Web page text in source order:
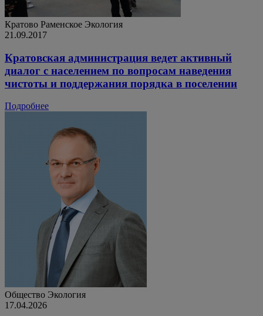
Кратово Раменское Экология
21.09.2017
Кратовская администрация ведет активный
диалог с населением по вопросам наведения
чистоты и поддержания порядка в поселении
Подробнее
Общество Экология
17.04.2026